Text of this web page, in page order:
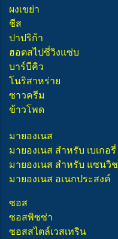
ผงเขย่า
ชีส
ปาปริก้า
ฮอตสไปซี่วิงแซ่บ
บาร์บีคิว
โนริสาหร่าย
ซาวครีม
ข้าวโพด
มายองเนส
มายองเนส สำหรับ เบเกอรี่
มายองเนส สำหรับ แซนวิช
มายองเนส อเนกประสงค์
ซอส
ซอสพิซซ่า
ซอสสไตล์เวสเทริน